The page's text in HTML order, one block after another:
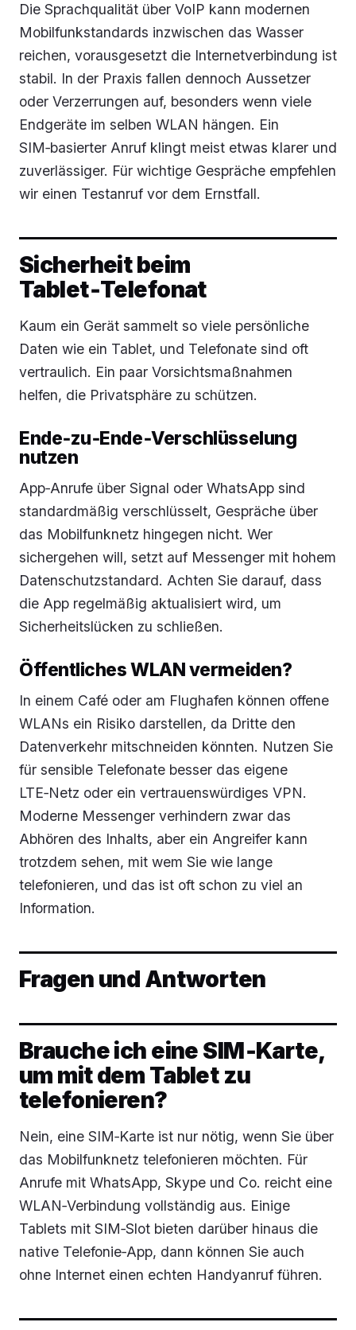
Die Sprachqualität über VoIP kann modernen
Mobilfunkstandards inzwischen das Wasser
reichen, vorausgesetzt die Internetverbindung ist
stabil. In der Praxis fallen dennoch Aussetzer
oder Verzerrungen auf, besonders wenn viele
Endgeräte im selben WLAN hängen. Ein
SIM‑basierter Anruf klingt meist etwas klarer und
zuverlässiger. Für wichtige Gespräche empfehlen
wir einen Testanruf vor dem Ernstfall.
Sicherheit beim
Tablet‑Telefonat
Kaum ein Gerät sammelt so viele persönliche
Daten wie ein Tablet, und Telefonate sind oft
vertraulich. Ein paar Vorsichtsmaßnahmen
helfen, die Privatsphäre zu schützen.
Ende‑zu‑Ende‑Verschlüsselung
nutzen
App‑Anrufe über Signal oder WhatsApp sind
standardmäßig verschlüsselt, Gespräche über
das Mobilfunknetz hingegen nicht. Wer
sichergehen will, setzt auf Messenger mit hohem
Datenschutzstandard. Achten Sie darauf, dass
die App regelmäßig aktualisiert wird, um
Sicherheitslücken zu schließen.
Öffentliches WLAN vermeiden?
In einem Café oder am Flughafen können offene
WLANs ein Risiko darstellen, da Dritte den
Datenverkehr mitschneiden könnten. Nutzen Sie
für sensible Telefonate besser das eigene
LTE‑Netz oder ein vertrauenswürdiges VPN.
Moderne Messenger verhindern zwar das
Abhören des Inhalts, aber ein Angreifer kann
trotzdem sehen, mit wem Sie wie lange
telefonieren, und das ist oft schon zu viel an
Information.
Fragen und Antworten
Brauche ich eine SIM‑Karte,
um mit dem Tablet zu
telefonieren?
Nein, eine SIM‑Karte ist nur nötig, wenn Sie über
das Mobilfunknetz telefonieren möchten. Für
Anrufe mit WhatsApp, Skype und Co. reicht eine
WLAN‑Verbindung vollständig aus. Einige
Tablets mit SIM‑Slot bieten darüber hinaus die
native Telefonie‑App, dann können Sie auch
ohne Internet einen echten Handyanruf führen.